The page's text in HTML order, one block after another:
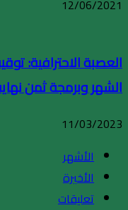
12/06/2021
العصبة الاحترافية:
الشهر وبرمجة ثمن
11/03/2023
الأشهر
الأخيرة
تعليقات